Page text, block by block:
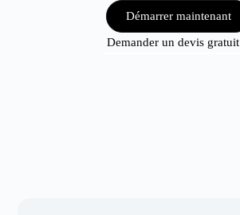
Démarrer maintenant
Demander un devis gratuit